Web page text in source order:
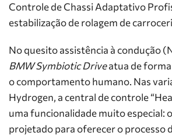
Controle de Chassi Adaptativo
estabilização de rolagem de
No quesito assistência à condução
BMW Symbiotic Driveatua de
o comportamento humano. Nas
Hydrogen, a central de controle
uma funcionalidade muito especial: o
projetado para oferecer o processo